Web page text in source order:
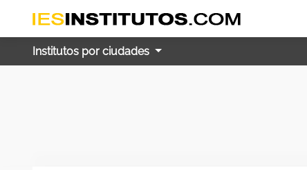
Institutos por ciudades